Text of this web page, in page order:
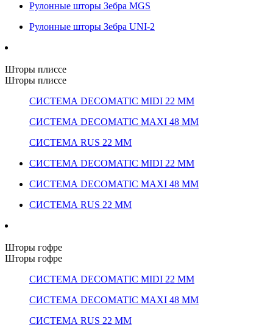
Рулонные шторы Зебра MGS
Рулонные шторы Зебра UNI-2
Шторы плиссе
Шторы плиссе
СИСТЕМА DECOMATIC MIDI 22 ММ
СИСТЕМА DECOMATIC MAXI 48 ММ
СИСТЕМА RUS 22 ММ
СИСТЕМА DECOMATIC MIDI 22 ММ
СИСТЕМА DECOMATIC MAXI 48 ММ
СИСТЕМА RUS 22 ММ
Шторы гофре
Шторы гофре
СИСТЕМА DECOMATIC MIDI 22 ММ
СИСТЕМА DECOMATIC MAXI 48 ММ
СИСТЕМА RUS 22 ММ